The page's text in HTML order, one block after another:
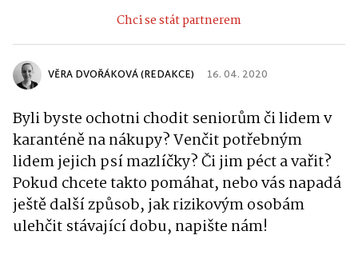
Chci se stát partnerem
VĚRA DVOŘÁKOVÁ (REDAKCE) 16. 04. 2020
Byli byste ochotni chodit seniorům či lidem v
karanténě na nákupy? Venčit potřebným
lidem jejich psí mazlíčky? Či jim péct a vařit?
Pokud chcete takto pomáhat, nebo vás napadá
ještě další způsob, jak rizikovým osobám
ulehčit stávající dobu, napište nám!